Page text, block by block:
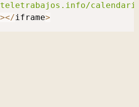
></iframe>